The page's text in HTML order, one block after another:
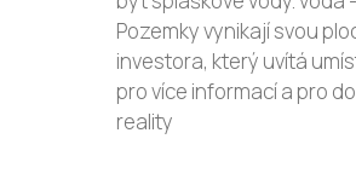
Pozemky vynikají svou
investora, který uvítá
pro více informací a pro
reality